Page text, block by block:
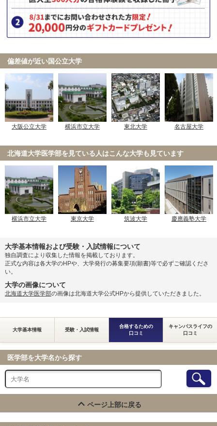
偏差値が近い国公立大学
大阪公立大学 横浜市立大学 東北大学 名古屋大学
北海道大学医学部を見ている人はこんな大学も見ています
横浜市立大学 東京大学 筑波大学 慶應義塾大学
大学基本情報および受験・入試情報について
独自調査により収集した情報を掲載しております。
正式な内容は各大学のHPや、大学発行の募集要項(願書)等で必ずご確認くださ
い。
大学の画像について
北海道大学医学部の画像は北海道大学公式HPから提供していただきました。
大学基本情報 受験・入試情報
合格するための
口コミ
キャンパスライフの
口コミ
医学部を大学名から探す
ページ上部に戻る